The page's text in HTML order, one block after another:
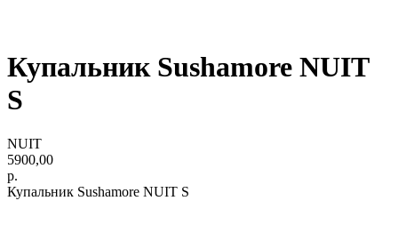
Купальник Sushamore NUIT
S
NUIT
5900,00
р.
Купальник Sushamore NUIT S